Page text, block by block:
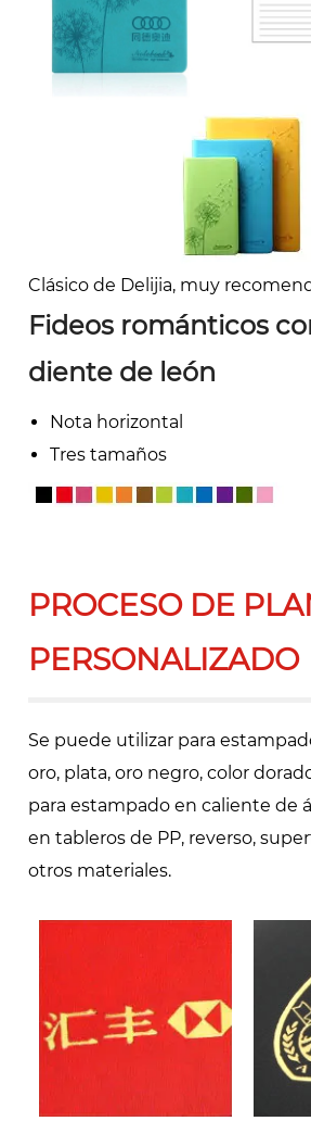
Clásico de Delijia, muy
Fideos románticos
diente de león
Nota horizontal
Tres tamaños
PROCESO DE
PERSONALIZADO
Se puede utilizar para
oro, plata, oro negro, color
para estampado en caliente de
en tableros de PP, reverso,
otros materiales.